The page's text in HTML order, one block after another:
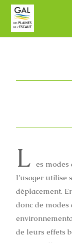
L
es
l’usager utilise
déplacement.
donc de
de leurs effets